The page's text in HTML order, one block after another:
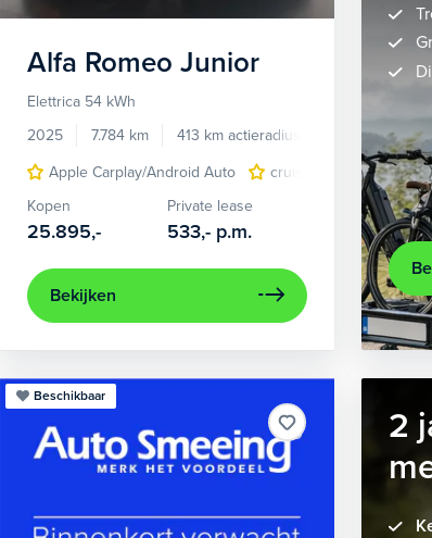
adaptief LED koplampen lichtmetalen velgen 5-spaaks
Alfa Romeo Junior
Elettrica 54 kWh
2025
7.784 km 413 km actieradius
Elektrisch
Apple Carplay/Android Auto
cruise control adaptief
Kopen
25.895,-
Private lease
533,- p.m.
Bekijken
Beschikbaar
2